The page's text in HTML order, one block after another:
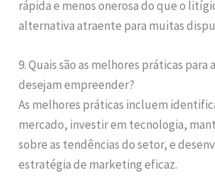
rápida e menos onerosa do que o
alternativa atraente para muitas
9. Quais são as melhores práticas para
desejam empreender?
As melhores práticas incluem
mercado, investir em tecnologia,
sobre as tendências do setor, e
estratégia de marketing eficaz.